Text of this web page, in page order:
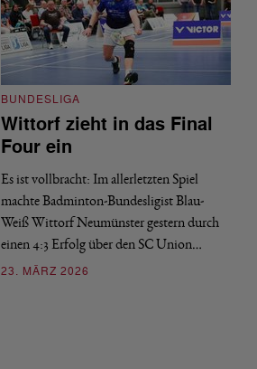
BUNDESLIGA
Wittorf zieht in das Final
Four ein
Es ist vollbracht: Im allerletzten Spiel
machte Badminton-Bundesligist Blau-
Weiß Wittorf Neumünster gestern durch
einen 4:3 Erfolg über den SC Union…
23. MÄRZ 2026